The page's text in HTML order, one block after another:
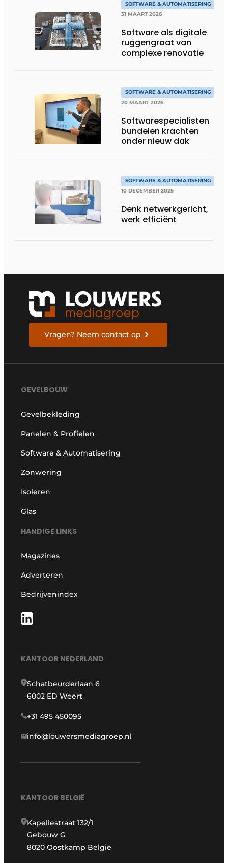
SOFTWARE & AUTOMATISERING
31 MAART 2026
Software als digitale
ruggengraat van
complexe renovatie
SOFTWARE & AUTOMATISERING
20 MAART 2026
Softwarespecialisten
bundelen krachten
onder nieuw dak
SOFTWARE & AUTOMATISERING
10 DECEMBER 2025
Denk netwerkgericht,
werk efficiënt
Vragen? Neem contact op
GEVELBOUW
Gevelbekleding
Panelen & Profielen
Software & Automatisering
Zonwering
Isoleren
Glas
HANDIGE LINKS
Magazines
Adverteren
Bedrijvenindex
KANTOOR NEDERLAND
Schatbeurderlaan 6
6002 ED Weert
+31 495 450095
info@louwersmediagroep.nl
KANTOOR BELGIË
Kapellestraat 132/1
Gebouw G
8020 Oostkamp België